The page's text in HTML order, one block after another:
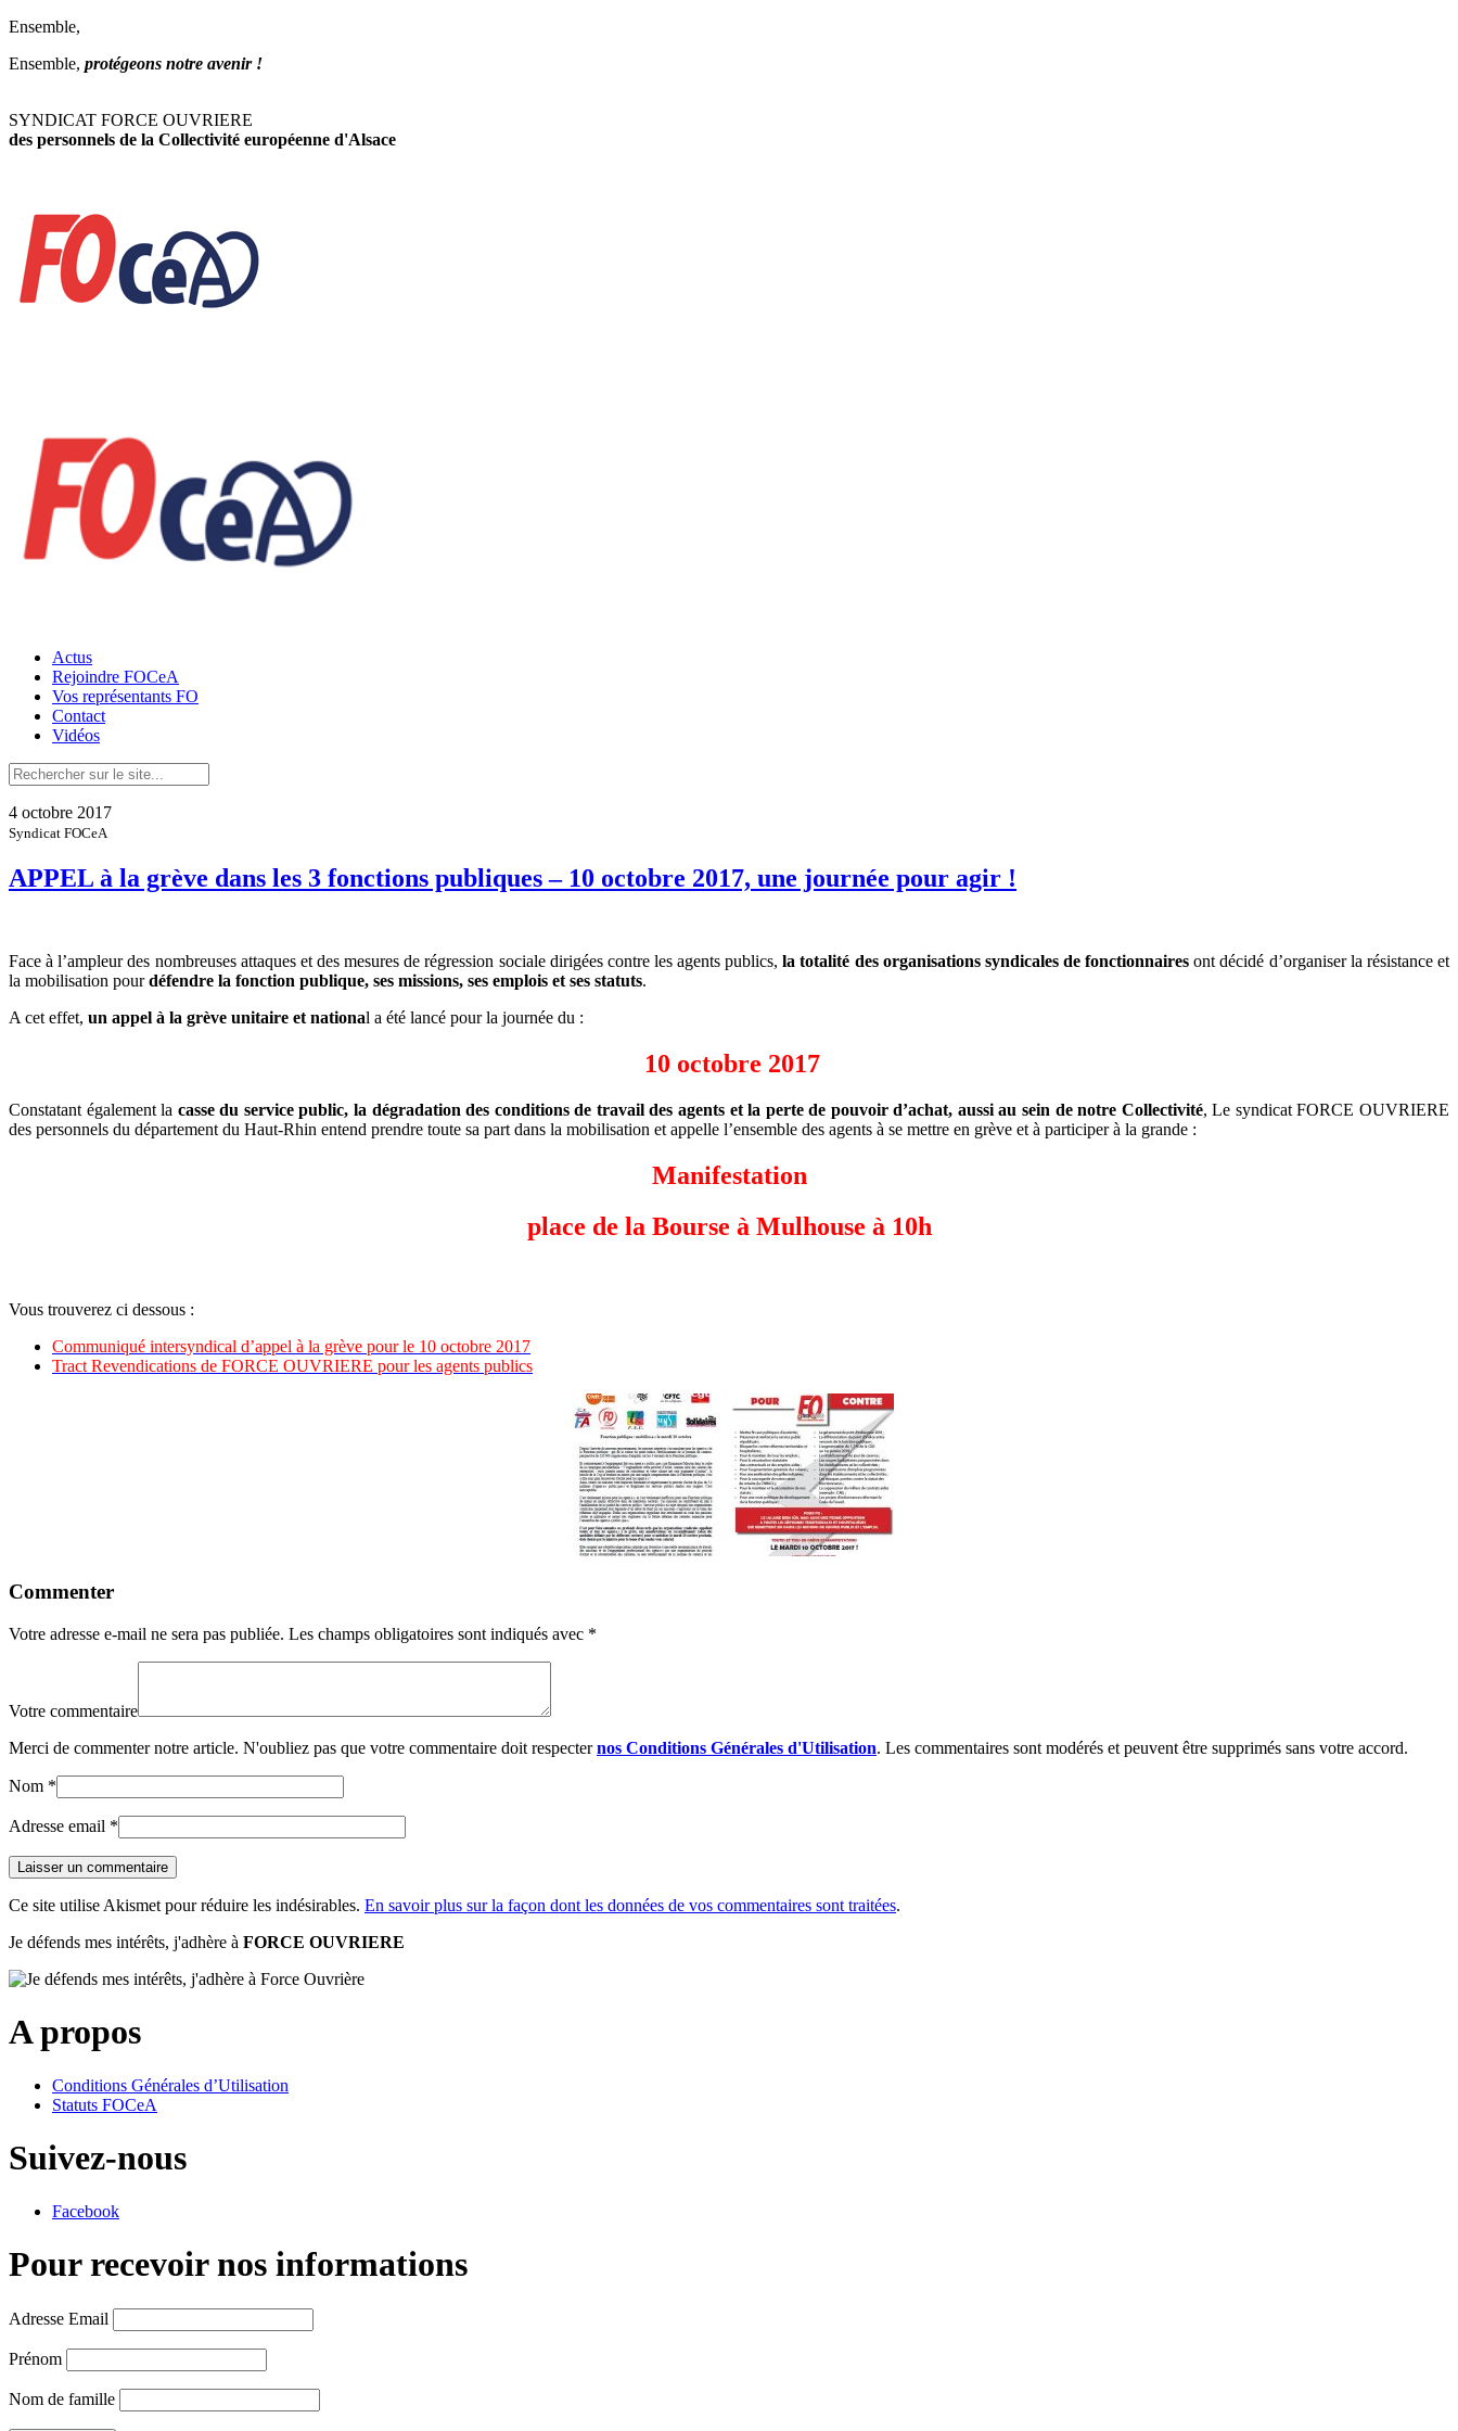
Ensemble,
Ensemble, protégeons notre avenir !
SYNDICAT FORCE OUVRIERE
des personnels de la Collectivité européenne d'Alsace
Actus
Rejoindre FOCeA
Vos représentants FO
Contact
Vidéos
4 octobre 2017
Syndicat FOCeA
APPEL à la grève dans les 3 fonctions publiques – 10 octobre 2017, une journée pour agir !
Face à l’ampleur des nombreuses attaques et des mesures de régression sociale dirigées contre les agents publics,la totalité des organisations syndicales de fonctionnaires ont décidé d’organiser la résistance et
la mobilisation pourdéfendre la fonction publique, ses missions, ses emplois et ses statuts.
A cet effet, un appel à la grève unitaire et national a été lancé pour la journée du :
10 octobre 2017
Constatant également la casse du service public, la dégradation des conditions de travail des agents et la perte de pouvoir d’achat, aussi au sein de notre Collectivité, Le syndicat FORCE OUVRIERE
des personnels du département du Haut-Rhin entend prendre toute sa part dans la mobilisation et appelle l’ensemble des agents à se mettre en grève et à participer à la grande :
Manifestation
place de la Bourse à Mulhouse à 10h
Vous trouverez ci dessous :
Communiqué intersyndical d’appel à la grève pour le 10 octobre 2017
Tract Revendications de FORCE OUVRIERE pour les agents publics
Commenter
Votre adresse e-mail ne sera pas publiée. Les champs obligatoires sont indiqués avec *
Votre commentaire
Merci de commenter notre article. N'oubliez pas que votre commentaire doit respecternos Conditions Générales d'Utilisation. Les commentaires sont modérés et peuvent être supprimés sans votre accord.
Nom *
Adresse email *
Ce site utilise Akismet pour réduire les indésirables. En savoir plus sur la façon dont les données de vos commentaires sont traitées.
Je défends mes intérêts, j'adhère à FORCE OUVRIERE
A propos
Conditions Générales d’Utilisation
Statuts FOCeA
Suivez-nous
Facebook
Pour recevoir nos informations
Adresse Email
Prénom
Nom de famille